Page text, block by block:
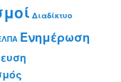
Διαδίκτυο
Ενημέρωση